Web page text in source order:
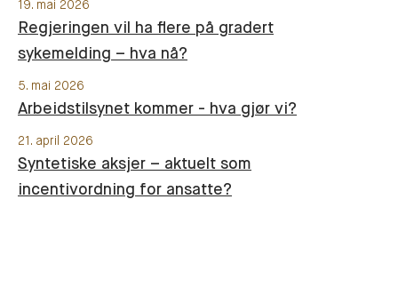
19. mai 2026
Regjeringen vil ha flere på gradert
sykemelding – hva nå?
5. mai 2026
Arbeidstilsynet kommer - hva gjør vi?
21. april 2026
Syntetiske aksjer – aktuelt som
incentivordning for ansatte?